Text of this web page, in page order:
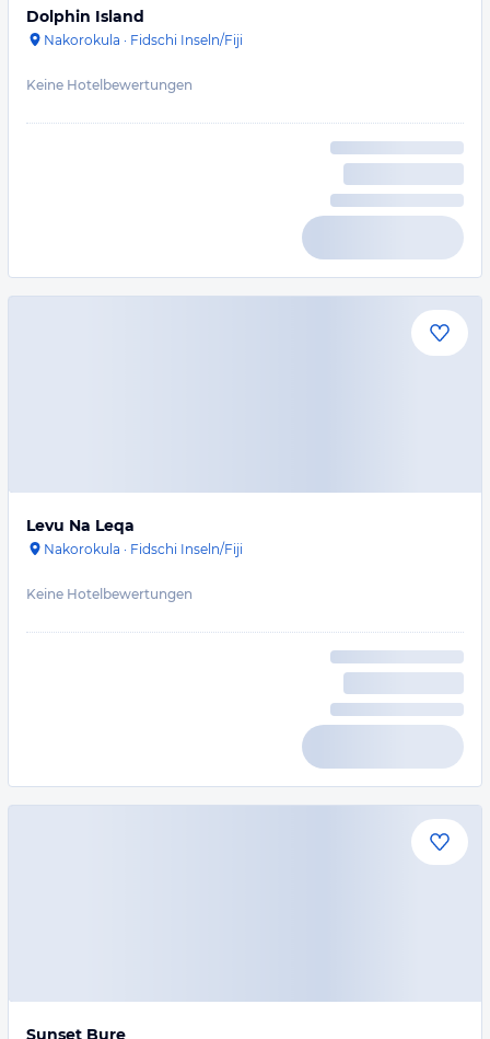
Dolphin Island
Nakorokula · Fidschi Inseln/Fiji
Keine Hotelbewertungen
Levu Na Leqa
Nakorokula · Fidschi Inseln/Fiji
Keine Hotelbewertungen
Sunset Bure